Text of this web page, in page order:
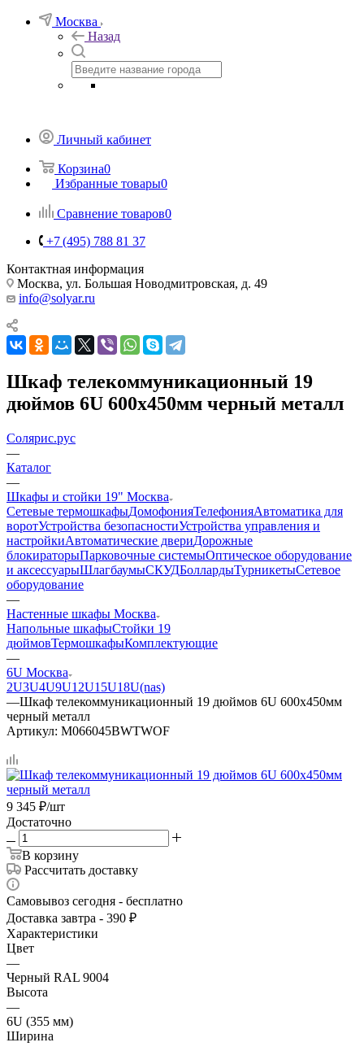
Москва
Назад
Личный кабинет
Корзина0
Избранные товары0
Сравнение товаров0
+7 (495) 788 81 37
Контактная информация
Москва, ул. Большая Новодмитровская, д. 49
info@solyar.ru
Шкаф телекоммуникационный 19
дюймов 6U 600х450мм черный металл
Солярис.рус
—
Каталог
—
Шкафы и стойки 19" Москва
Сетевые термошкафыДомофонияТелефонияАвтоматика для
воротУстройства безопасностиУстройства управления и
настройкиАвтоматические двериДорожные
блокираторыПарковочные системыОптическое оборудование
и аксессуарыШлагбаумыСКУДБоллардыТурникетыСетевое
оборудование
—
Настенные шкафы Москва
Напольные шкафыСтойки 19
дюймовТермошкафыКомплектующие
—
6U Москва
2U3U4U9U12U15U18U(nas)
—Шкаф телекоммуникационный 19 дюймов 6U 600х450мм
черный металл
Артикул: M066045BWTWOF
9 345 ₽/шт
Достаточно
В корзину
Рассчитать доставку
Самовывоз сегодня - бесплатно
Доставка завтра - 390 ₽
Характеристики
Цвет
—
Черный RAL 9004
Высота
—
6U (355 мм)
Ширина